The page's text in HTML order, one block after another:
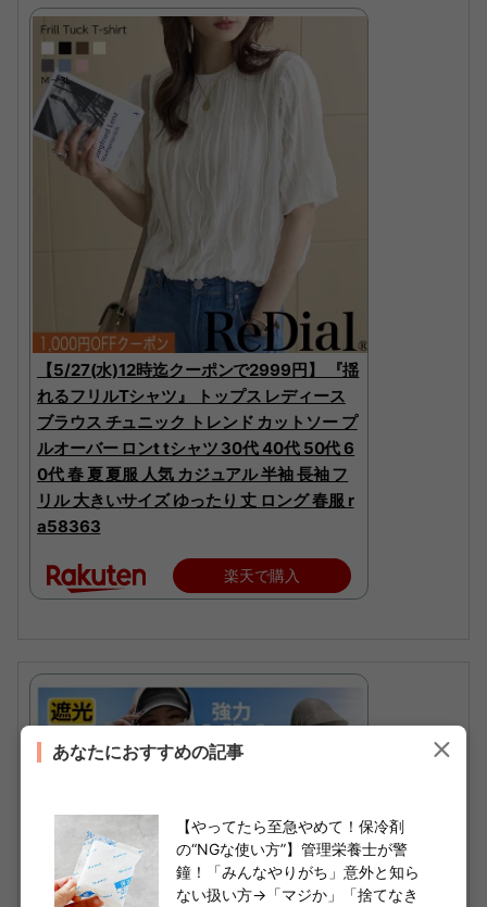
【5/27(水)12時迄クーポンで2999円】 『揺
れるフリルTシャツ』 トップス レディース
ブラウス チュニック トレンド カットソー プ
ルオーバー ロンt tシャツ 30代 40代 50代 6
0代 春 夏 夏服 人気 カジュアル 半袖 長袖 フ
リル 大きいサイズ ゆったり 丈 ロング 春服 r
a58363
楽天で購入
あなたにおすすめの記事
【やってたら至急やめて！保冷剤
の“NGな使い方”】管理栄養士が警
鐘！「みんなやりがち」意外と知ら
ない扱い方→「マジか」「捨てなき